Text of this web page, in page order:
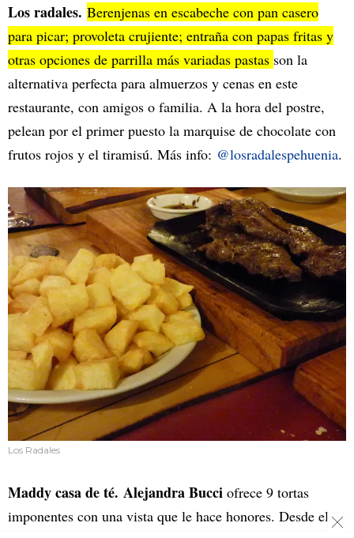
Los radales. Berenjenas en escabeche con pan casero
para picar; provoleta crujiente; entraña con papas fritas y
otras opciones de parrilla más variadas pastas son la
alternativa perfecta para almuerzos y cenas en este
restaurante, con amigos o familia. A la hora del postre,
pelean por el primer puesto la marquise de chocolate con
frutos rojos y el tiramisú. Más info: @losradalespehuenia.
Los Radales
Maddy casa de té. Alejandra Bucci ofrece 9 tortas
imponentes con una vista que le hace honores. Desde el